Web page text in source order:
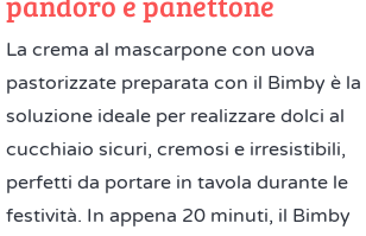
La crema al mascarpone con uova
pastorizzate preparata con il Bimby è la
soluzione ideale per realizzare dolci al
cucchiaio sicuri, cremosi e irresistibili,
perfetti da portare in tavola durante le
festività. In appena 20 minuti, il Bimby